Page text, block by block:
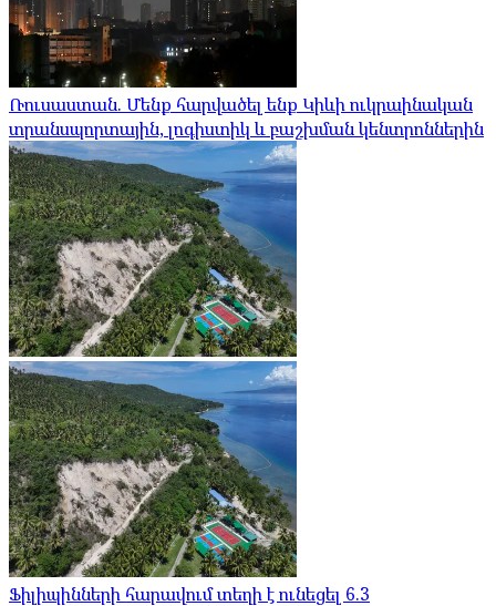
Ռուսաստան. Մենք հարվածել ենք Կիևի ուկրաինական
տրանսպորտային, լոգիստիկ և բաշխման կենտրոններին
Ֆիլիպինների հարավում տեղի է ունեցել 6.3